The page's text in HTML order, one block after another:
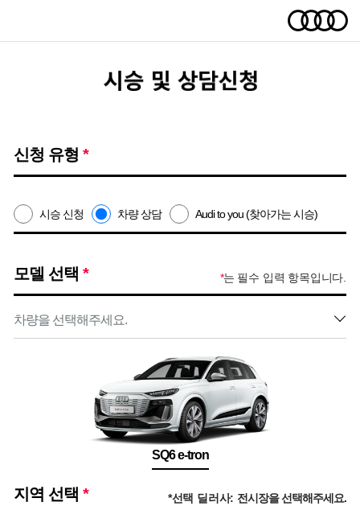
신청 유형 *
시승 신청 차량 상담 Audi to you (찾아가는 시승)
모델 선택 * *는 필수 입력 항목입니다.
SQ6 e-tron
지역 선택 * *선택 딜러사: 전시장을 선택해주세요.